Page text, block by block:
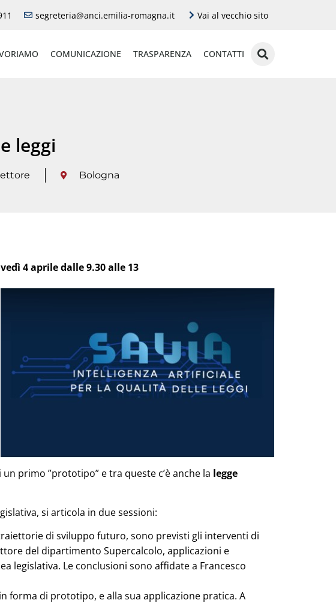
segreteria@anci.emilia-romagna.it Vai al vecchio sito
COMUNICAZIONE TRASPARENZA CONTATTI
leggi
Bologna
4 aprile dalle 9.30 alle 13
primo ”prototipo” e tra queste c’è anche la legge
si articola in due sessioni:
di sviluppo futuro, sono previsti gli interventi di
del dipartimento Supercalcolo, applicazioni e
legislativa. Le conclusioni sono affidate a Francesco
forma di prototipo, e alla sua applicazione pratica. A